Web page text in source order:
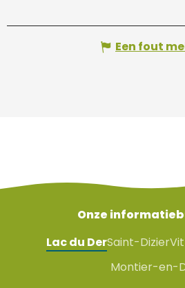
Een fout
Onze
Lac du DerSaint-Dizier
Montier-en-